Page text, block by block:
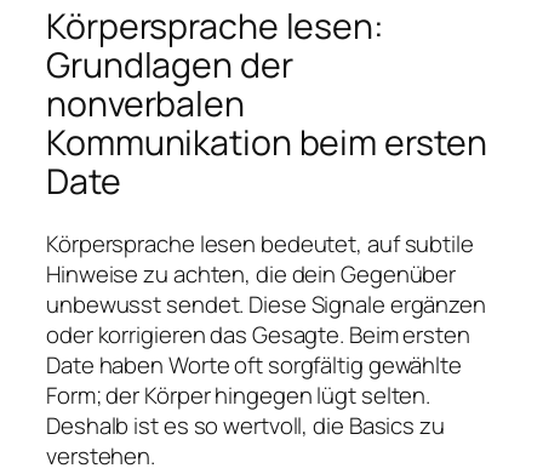
Körpersprache lesen:
Grundlagen der
nonverbalen
Kommunikation beim ersten
Date
Körpersprache lesen bedeutet, auf subtile
Hinweise zu achten, die dein Gegenüber
unbewusst sendet. Diese Signale ergänzen
oder korrigieren das Gesagte. Beim ersten
Date haben Worte oft sorgfältig gewählte
Form; der Körper hingegen lügt selten.
Deshalb ist es so wertvoll, die Basics zu
verstehen.